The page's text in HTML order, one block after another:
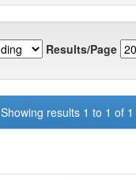
Results/Page
Showing results 1 to 1 of 1